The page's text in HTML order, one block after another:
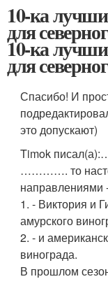
10-ка
для
10-ка
для
Спасибо! И
это допускают)
Timok писал(а):
…………. то
направлениями
1. - Виктория и
амурского
2. - и
винограда.
В прошлом